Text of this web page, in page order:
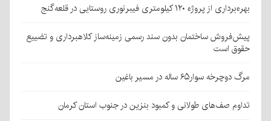
بهره‌برداری از پروژه ۱۲۰ کیلومتری فیبرنوری روستایی در قلعه‌گنج
پیش‌فروش ساختمان بدون سند رسمی زمینه‌ساز کلاهبرداری و تضییع
حقوق است
مرگ دوچرخه سوار۶۵ ساله در مسیر باغین
تداوم صف‌های طولانی و کمبود بنزین در جنوب استان کرمان